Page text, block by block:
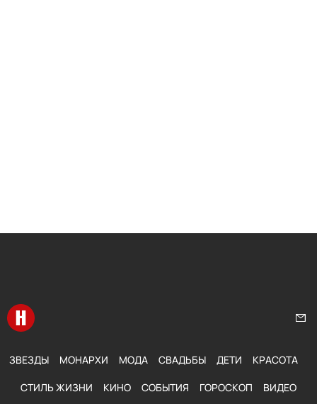
Перейти на главную
ЗВЕЗДЫ МОНАРХИ МОДА СВАДЬБЫ ДЕТИ КРАСОТА
СТИЛЬ ЖИЗНИ КИНО СОБЫТИЯ ГОРОСКОП ВИДЕО